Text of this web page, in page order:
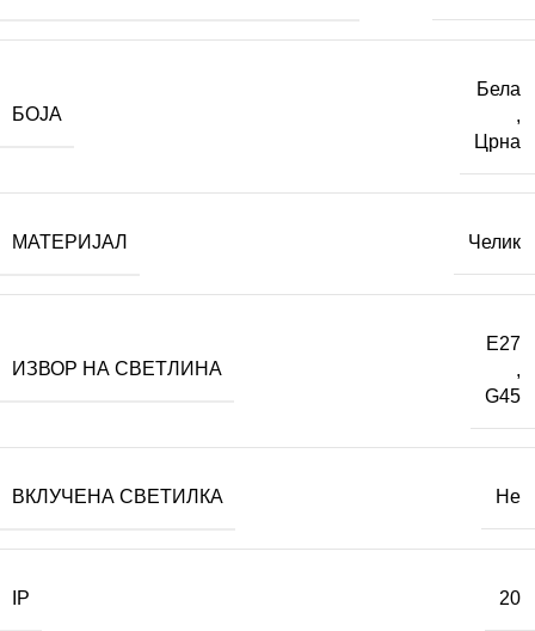
БОЈА
Бела
,
Црна
МАТЕРИЈАЛ Челик
ИЗВОР НА СВЕТЛИНА
E27
,
G45
ВКЛУЧЕНА СВЕТИЛКА Не
IP 20